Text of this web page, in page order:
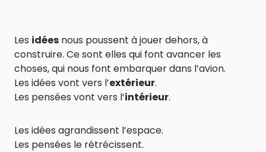
Les idées nous poussent à jouer dehors, à
construire. Ce sont elles qui font avancer les
choses, qui nous font embarquer dans l’avion.
Les idées vont vers l’extérieur.
Les pensées vont vers l’intérieur.
Les idées agrandissent l’espace.
Les pensées le rétrécissent.